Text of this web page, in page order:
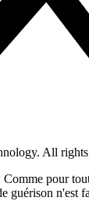
All rights
pour
guérison n'est